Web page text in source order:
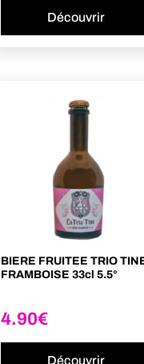
Découvrir
BIERE FRUITEE TRIO
FRAMBOISE 33cl 5.5°
4.90€
Découvrir